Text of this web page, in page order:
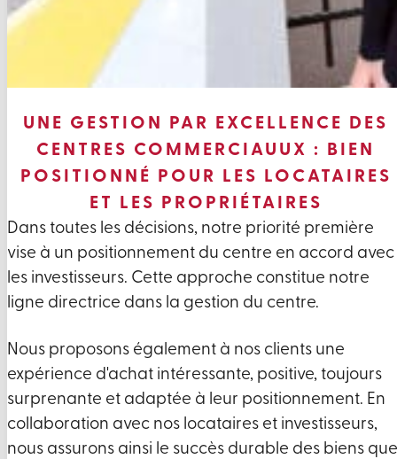
UNE GESTION PAR EXCELLENCE DES
CENTRES COMMERCIAUUX : BIEN
POSITIONNÉ POUR LES LOCATAIRES
ET LES PROPRIÉTAIRES
Dans toutes les décisions, notre priorité première
vise à un positionnement du centre en accord avec
les investisseurs. Cette approche constitue notre
ligne directrice dans la gestion du centre.
Nous proposons également à nos clients une
expérience d'achat intéressante, positive, toujours
surprenante et adaptée à leur positionnement. En
collaboration avec nos locataires et investisseurs,
nous assurons ainsi le succès durable des biens que